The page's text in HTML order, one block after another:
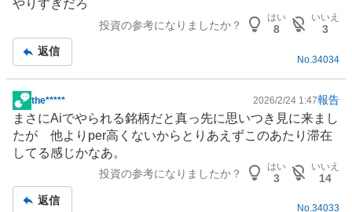
板
やりすぎだろ
投資の参考になりましたか？
はい
8
いいえ
3
返信
No. 34034
掲
示
板
記
the***** 2026/2/24 1:47報告
まさにAiでやられる銘柄だと真っ先に思いつき見に来まし
たが 他よりper高くないからとりあえずこのあたり滞在
してる感じかなあ。
投資の参考になりましたか？
はい
3
いいえ
14
返信
No.34033